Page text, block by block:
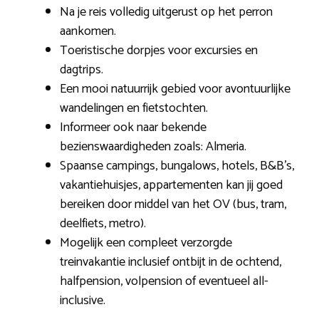
Na je reis volledig uitgerust op het perron
aankomen.
Toeristische dorpjes voor excursies en
dagtrips.
Een mooi natuurrijk gebied voor avontuurlijke
wandelingen en fietstochten.
Informeer ook naar bekende
bezienswaardigheden zoals: Almeria.
Spaanse campings, bungalows, hotels, B&B’s,
vakantiehuisjes, appartementen kan jij goed
bereiken door middel van het OV (bus, tram,
deelfiets, metro).
Mogelijk een compleet verzorgde
treinvakantie inclusief ontbijt in de ochtend,
halfpension, volpension of eventueel all-
inclusive.